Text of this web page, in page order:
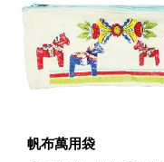
帆布萬用袋